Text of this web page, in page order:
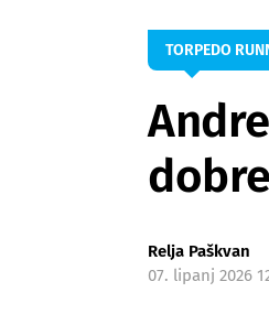
TORPEDO
Relja Paškvan
07. lipanj 2026